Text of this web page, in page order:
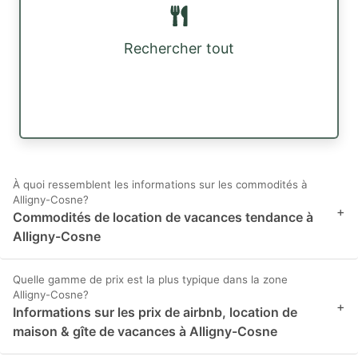
Rechercher tout
À quoi ressemblent les informations sur les commodités à
Alligny-Cosne?
Commodités de location de vacances tendance à
Alligny-Cosne
+
Quelle gamme de prix est la plus typique dans la zone
Alligny-Cosne?
Informations sur les prix de airbnb, location de
maison & gîte de vacances à Alligny-Cosne
+